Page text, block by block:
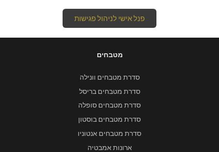
פנל אישי לניהול פגישות
מטבחים
סדרת מטבחים וונילה
סדרת מטבחים בריסל
סדרת מטבחים סופלה
סדרת מטבחים בוסטון
סדרת מטבחים אנטוניו
ארונות אמבטיה